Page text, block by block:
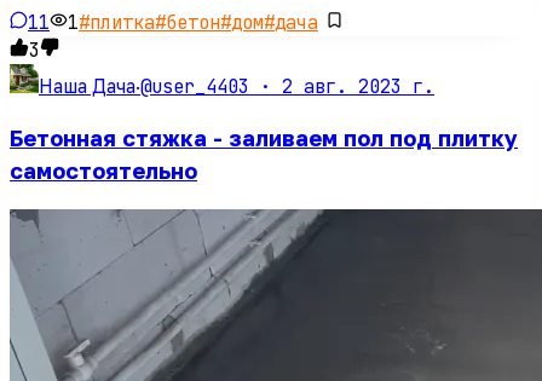
11 1#плитка#бетон#дом#дача
3
Наша Дача·@user_4403 · 2 авг. 2023 г.
Бетонная стяжка - заливаем пол под плитку
самостоятельно